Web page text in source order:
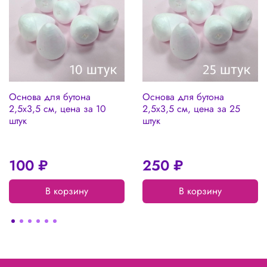
Основа для бутона
2,5х3,5 см, цена за 10
штук
100 ₽
В корзину
Основа для бутона
2,5х3,5 см, цена за 25
штук
250 ₽
В корзину